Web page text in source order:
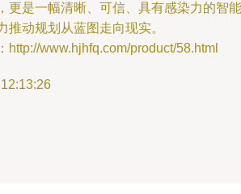
更是一幅清晰、可信、具有感染力的智能
推动规划从蓝图走向现实。
http://www.hjhfq.com/product/58.html